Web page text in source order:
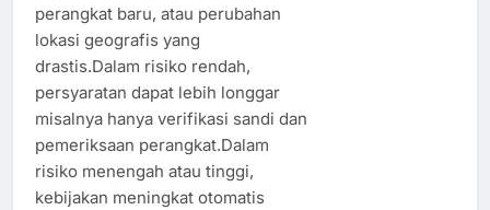
perangkat baru, atau perubahan
lokasi geografis yang
drastis.Dalam risiko rendah,
persyaratan dapat lebih longgar
misalnya hanya verifikasi sandi dan
pemeriksaan perangkat.Dalam
risiko menengah atau tinggi,
kebijakan meningkat otomatis